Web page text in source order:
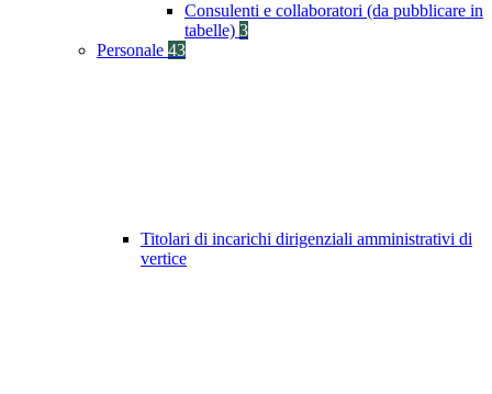
Consulenti e collaboratori (da pubblicare in
tabelle) 3
Personale 43
Titolari di incarichi dirigenziali amministrativi di
vertice